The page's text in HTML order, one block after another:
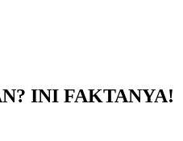
INI FAKTANYA!